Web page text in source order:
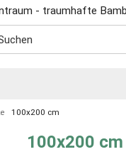
100x200 cm
100x200 cm